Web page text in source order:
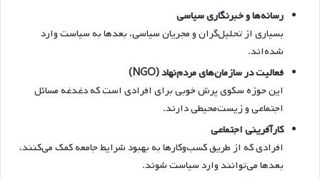
رسانه‌ها و خبرنگاری سیاسی
بسیاری از تحلیل‌گران و مجریان سیاسی، بعدها به سیاست وارد
شده‌اند.
فعالیت در سازمان‌های مردم‌نهاد (NGO)
این حوزه سکوی پرش خوبی برای افرادی است که دغدغه مسائل
اجتماعی و زیست‌محیطی دارند.
کارآفرینی اجتماعی
افرادی که از طریق کسب‌وکارها به بهبود شرایط جامعه کمک می‌کنند،
بعدها می‌توانند وارد سیاست شوند.